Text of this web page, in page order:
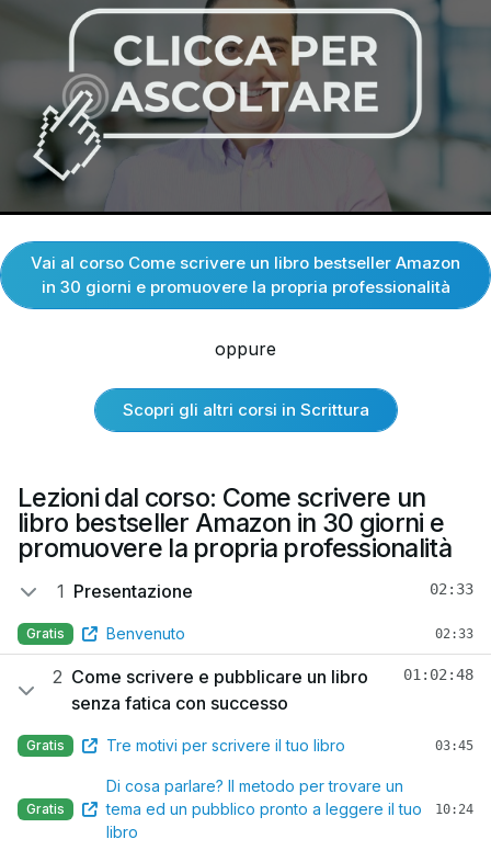
Vai al corso Come scrivere un libro bestseller Amazon
in 30 giorni e promuovere la propria professionalità
oppure
Scopri gli altri corsi in Scrittura
Lezioni dal corso: Come scrivere un
libro bestseller Amazon in 30 giorni e
promuovere la propria professionalità
1 Presentazione 02:33
Gratis Benvenuto 02:33
2 Come scrivere e pubblicare un libro
senza fatica con successo
01:02:48
Gratis Tre motivi per scrivere il tuo libro 03:45
Gratis
Di cosa parlare? Il metodo per trovare un
tema ed un pubblico pronto a leggere il tuo
libro
10:24